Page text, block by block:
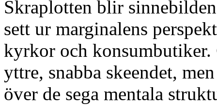
Skraplotten blir
sett ur marginalens
kyrkor och konsumbutiker.
yttre, snabba skeendet,
över de sega mentala